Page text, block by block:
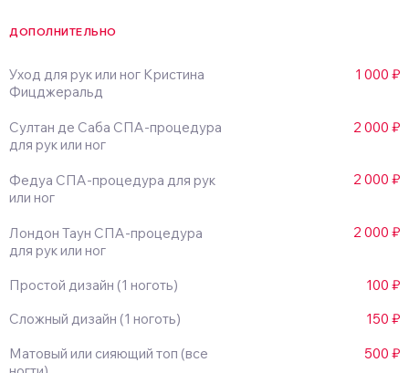
2 000 ₽
Султан де Саба СПА-процедура
для рук или ног
ДОПОЛНИТЕЛЬНО
2 000 ₽
Федуа СПА-процедура для рук
или ног
150 ₽
Сложный дизайн (1 ноготь)
500 ₽
Матовый или сияющий топ (все
2 000 ₽
Лондон Таун СПА-процедура
для рук или ног
100 ₽
Простой дизайн (1 ноготь)
1 000 ₽
Уход для рук или ног Кристина
Фицджеральд